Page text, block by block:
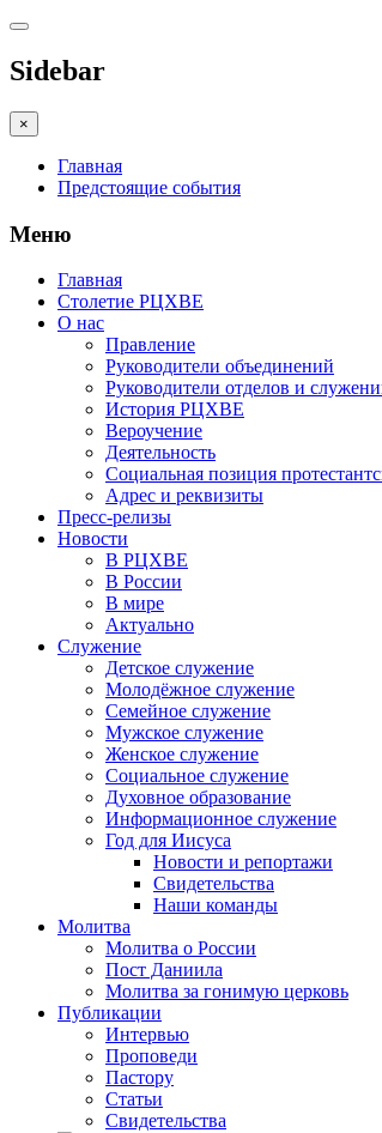
Sidebar
×
Главная
Предстоящие события
Меню
Главная
Столетие РЦХВЕ
О нас
Правление
Руководители объединений
Руководители отделов и
История РЦХВЕ
Вероучение
Деятельность
Социальная позиция
Адрес и реквизиты
Пресс-релизы
Новости
В РЦХВЕ
В России
В мире
Актуально
Служение
Детское служение
Молодёжное служение
Семейное служение
Мужское служение
Женское служение
Социальное служение
Духовное образование
Информационное служение
Год для Иисуса
Новости и репортажи
Свидетельства
Наши команды
Молитва
Молитва о России
Пост Даниила
Молитва за гонимую церковь
Публикации
Интервью
Проповеди
Пастору
Статьи
Свидетельства